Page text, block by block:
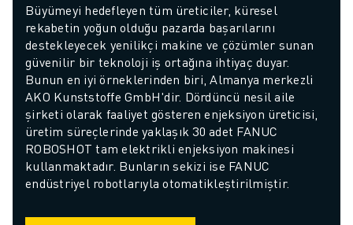
Büyümeyi hedefleyen tüm üreticiler, küresel
rekabetin yoğun olduğu pazarda başarılarını
destekleyecek yenilikçi makine ve çözümler sunan
güvenilir bir teknoloji iş ortağına ihtiyaç duyar.
Bunun en iyi örneklerinden biri, Almanya merkezli
AKO Kunststoffe GmbH'dir. Dördüncü nesil aile
şirketi olarak faaliyet gösteren enjeksiyon üreticisi,
üretim süreçlerinde yaklaşık 30 adet FANUC
ROBOSHOT tam elektrikli enjeksiyon makinesi
kullanmaktadır. Bunların sekizi ise FANUC
endüstriyel robotlarıyla otomatikleştirilmiştir.